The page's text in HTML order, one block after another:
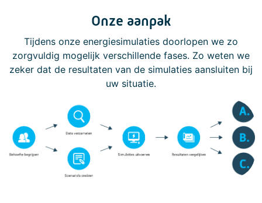
Onze aanpak
Tijdens onze energiesimulaties doorlopen we zo
zorgvuldig mogelijk verschillende fases. Zo weten we
zeker dat de resultaten van de simulaties aansluiten bij
uw situatie.